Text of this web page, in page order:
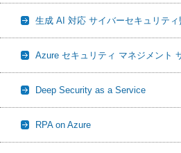
生成 AI 対応 サイバーセキュリティ
Azure セキュリティ マネジメント
Deep Security as a Service
RPA on Azure